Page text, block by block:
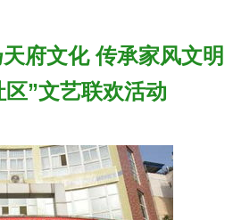
府文化 传承家风文明
”文艺联欢活动